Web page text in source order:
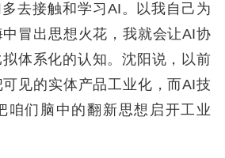
去接触和学习AI。以我自己为
冒出思想火花，我就会让AI协
体系化的认知。沈阳说，以前
见的实体产品工业化，而AI技
咱们脑中的翻新思想启开工业